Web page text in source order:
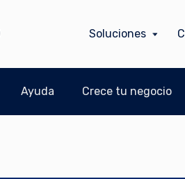
Soluciones
Ayuda Crece tu negocio